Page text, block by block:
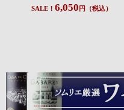
SALE！ 6,050 円（税込）